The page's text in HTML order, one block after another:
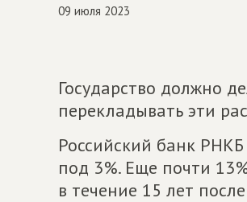
09 июля 2023
Государство должно
перекладывать эти
Российский банк
под 3%. Еще почти
в течение 15 лет